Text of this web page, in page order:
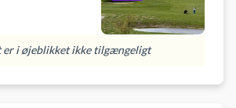
er i øjeblikket ikke tilgængeligt